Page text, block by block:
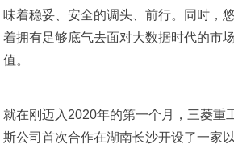
味着稳妥、安全的调头、前行。同时，
着拥有足够底气去面对大数据时代的市
值。
就在刚迈入2020年的第一个月，三菱重
斯公司首次合作在湖南长沙开设了一家